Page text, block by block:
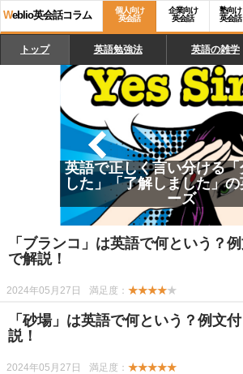
Weblio英会話コラム
個人向け
英会話
企業向け
英会話
塾向け
英会話
トップ 英語勉強法 英語の雑学
英語で正しく言い分ける
した」「了解しました」
ーズ
「ブランコ」は英語で何という？
で解説！
2024年05月27日 満足度： ★★★★★
「砂場」は英語で何という？例文
説！
2024年05月27日 満足度： ★★★★★